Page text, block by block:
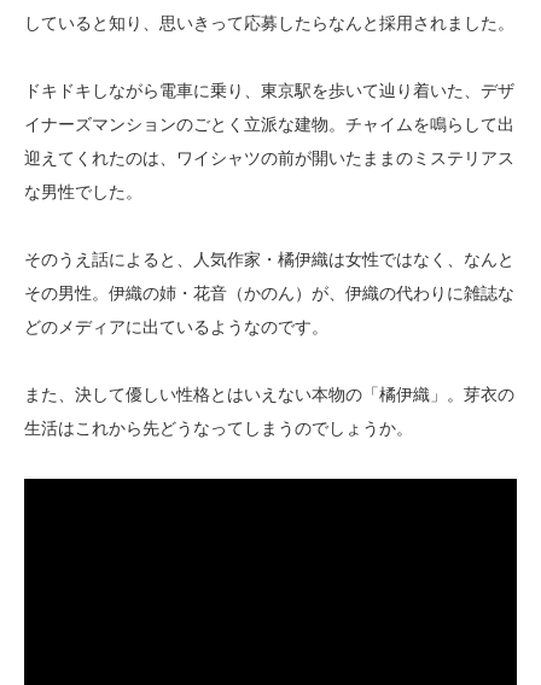
していると知り、思いきって応募したらなんと採用されました。
ドキドキしながら電車に乗り、東京駅を歩いて辿り着いた、デザ
イナーズマンションのごとく立派な建物。チャイムを鳴らして出
迎えてくれたのは、ワイシャツの前が開いたままのミステリアス
な男性でした。
そのうえ話によると、人気作家・橘伊織は女性ではなく、なんと
その男性。伊織の姉・花音（かのん）が、伊織の代わりに雑誌な
どのメディアに出ているようなのです。
また、決して優しい性格とはいえない本物の「橘伊織」。芽衣の
生活はこれから先どうなってしまうのでしょうか。